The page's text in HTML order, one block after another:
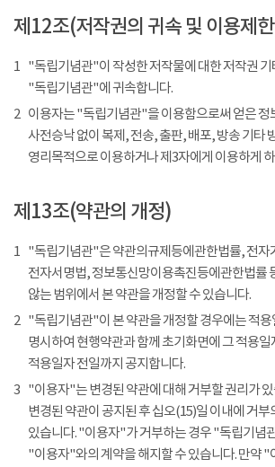
제12조(저작권의 귀속 및 이용제
1 "독립기념관"이 작성한 저작물에 대한 저작권
"독립기념관"에 귀속합니다.
2 이용자는 "독립기념관"을 이용함으로써 얻은
사전승낙 없이 복제, 전송, 출판, 배포, 방송 기타
영리목적으로 이용하거나 제3자에게 이용하게
제13조(약관의 개정)
1 "독립기념관"은 약관의규제등에관한법률, 전자
전자서명법, 정보통신망이용촉진등에관한법률
않는 범위에서 본 약관을 개정할 수 있습니다.
2 "독립기념관"이 본 약관을 개정할 경우에는 적
명시하여 현행약관과 함께 초기화면에 그 적용일
적용일자 전일까지 공지합니다.
3 "이용자"는 변경된 약관에 대해 거부할 권리가
변경된 약관이 공지된 후 십오(15)일 이내에 거부
있습니다. "이용자"가 거부하는 경우 "독립기념
"이용자"와의 계약을 해지할 수 있습니다. 만약